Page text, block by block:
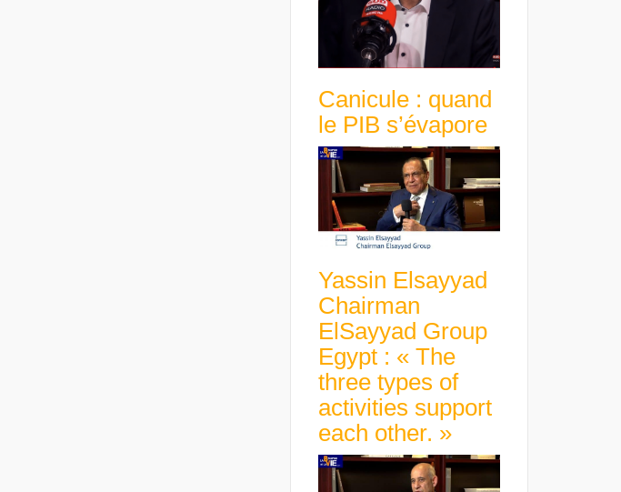
Canicule : quand
le PIB s’évapore
Yassin Elsayyad
Chairman
ElSayyad Group
Egypt : « The
three types of
activities support
each other. »